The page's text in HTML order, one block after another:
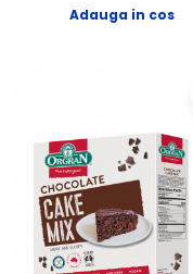
Adauga in cos